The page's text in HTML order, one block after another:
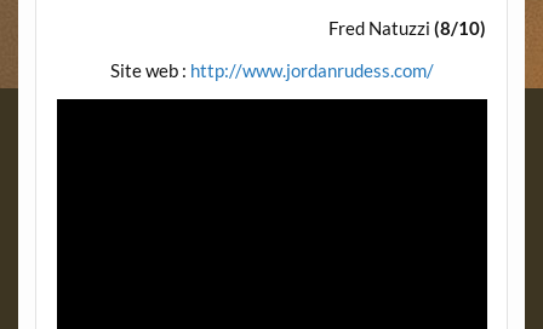
Fred Natuzzi(8/10)
Site web : http://www.jordanrudess.com/